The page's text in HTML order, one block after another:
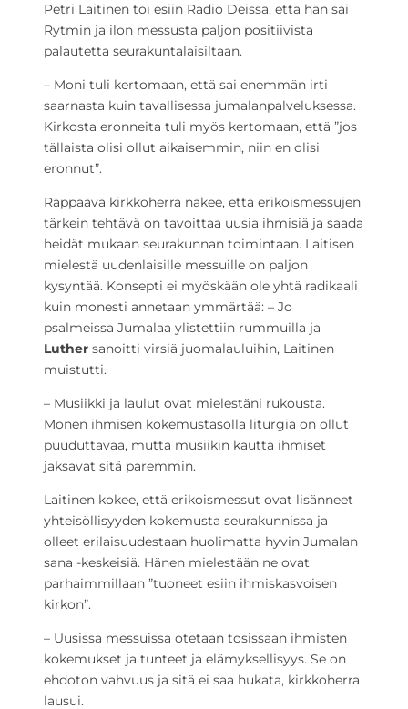
Petri Laitinen toi esiin Radio Deissä, että hän sai
Rytmin ja ilon messusta paljon positiivista
palautetta seurakuntalaisiltaan.
– Moni tuli kertomaan, että sai enemmän irti
saarnasta kuin tavallisessa jumalanpalveluksessa.
Kirkosta eronneita tuli myös kertomaan, että ”jos
tällaista olisi ollut aikaisemmin, niin en olisi
eronnut”.
Räppäävä kirkkoherra näkee, että erikoismessujen
tärkein tehtävä on tavoittaa uusia ihmisiä ja saada
heidät mukaan seurakunnan toimintaan. Laitisen
mielestä uudenlaisille messuille on paljon
kysyntää. Konsepti ei myöskään ole yhtä radikaali
kuin monesti annetaan ymmärtää: – Jo
psalmeissa Jumalaa ylistettiin rummuilla ja
Luther sanoitti virsiä juomalauluihin, Laitinen
muistutti.
– Musiikki ja laulut ovat mielestäni rukousta.
Monen ihmisen kokemustasolla liturgia on ollut
puuduttavaa, mutta musiikin kautta ihmiset
jaksavat sitä paremmin.
Laitinen kokee, että erikoismessut ovat lisänneet
yhteisöllisyyden kokemusta seurakunnissa ja
olleet erilaisuudestaan huolimatta hyvin Jumalan
sana -keskeisiä. Hänen mielestään ne ovat
parhaimmillaan ”tuoneet esiin ihmiskasvoisen
kirkon”.
– Uusissa messuissa otetaan tosissaan ihmisten
kokemukset ja tunteet ja elämyksellisyys. Se on
ehdoton vahvuus ja sitä ei saa hukata, kirkkoherra
lausui.